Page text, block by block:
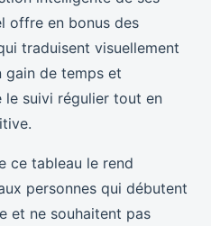
offre en bonus des
traduisent visuellement
gain de temps et
le suivi régulier tout en
ce tableau le rend
personnes qui débutent
et ne souhaitent pas